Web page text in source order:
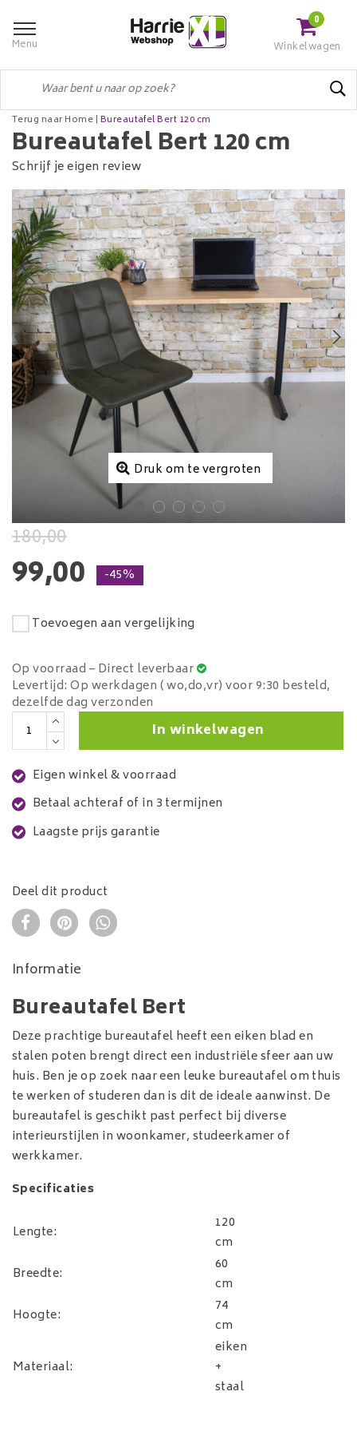
Menu
0
Winkelwagen
Terug naar Home | Bureautafel Bert 120 cm
Bureautafel Bert 120 cm
Schrijf je eigen review
Druk om te vergroten
180,00
99,00 -45%
Toevoegen aan vergelijking
Op voorraad – Direct leverbaar
Levertijd: Op werkdagen ( wo,do,vr) voor 9:30 besteld,
dezelfde dag verzonden
In winkelwagen
Eigen winkel & voorraad
Betaal achteraf of in 3 termijnen
Laagste prijs garantie
Deel dit product
Informatie
Bureautafel Bert
Deze prachtige bureautafel heeft een eiken blad en
stalen poten brengt direct een industriële sfeer aan uw
huis. Ben je op zoek naar een leuke bureautafel om thuis
te werken of studeren dan is dit de ideale aanwinst. De
bureautafel is geschikt past perfect bij diverse
interieurstijlen in woonkamer, studeerkamer of
werkkamer.
Specificaties
Lengte:
120
cm
Breedte:
60
cm
Hoogte:
74
cm
Materiaal:
eiken
+
staal